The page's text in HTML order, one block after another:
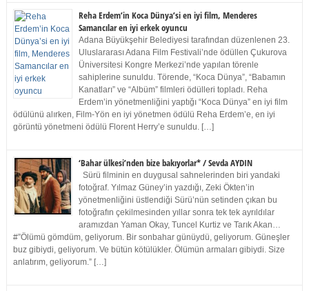
Reha Erdem’in Koca Dünya’si en iyi film, Menderes
Samancılar en iyi erkek oyuncu
Adana Büyükşehir Belediyesi tarafından düzenlenen 23.
Uluslararası Adana Film Festivali’nde ödüllen Çukurova
Üniversitesi Kongre Merkezi’nde yapılan törenle
sahiplerine sunuldu. Törende, “Koca Dünya”, “Babamın
Kanatları” ve “Albüm” filmleri ödülleri topladı. Reha
Erdem’in yönetmenliğini yaptığı “Koca Dünya” en iyi film
ödülünü alırken, Film-Yön en iyi yönetmen ödülü Reha Erdem’e, en iyi
görüntü yönetmeni ödülü Florent Herry’e sunuldu. […]
‘Bahar ülkesi’nden bize bakıyorlar* / Sevda AYDIN
Sürü filminin en duygusal sahnelerinden biri yandaki
fotoğraf. Yılmaz Güney’in yazdığı, Zeki Ökten’in
yönetmenliğini üstlendiği Sürü’nün setinden çıkan bu
fotoğrafın çekilmesinden yıllar sonra tek tek ayrıldılar
aramızdan Yaman Okay, Tuncel Kurtiz ve Tarık Akan…
#”Ölümü gömdüm, geliyorum. Bir sonbahar günüydü, geliyorum. Güneşler
buz gibiydi, geliyorum. Ve bütün kötülükler. Ölümün armaları gibiydi. Size
anlatırım, geliyorum.” […]